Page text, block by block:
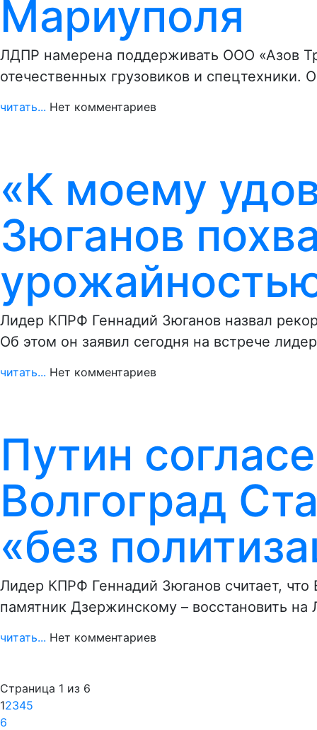
Мариуполя
ЛДПР намерена поддерживать ООО «Азов
отечественных грузовиков и
читать... Нет комментариев
«К моему
Зюганов
Лидер КПРФ Геннадий Зюганов назвал
Об этом он заявил сегодня на встрече
читать... Нет комментариев
Путин
Волгоград
«без
Лидер КПРФ Геннадий Зюганов считает, что
памятник Дзержинскому – восстановить
читать... Нет комментариев
Страница 1 из 6
12345
6